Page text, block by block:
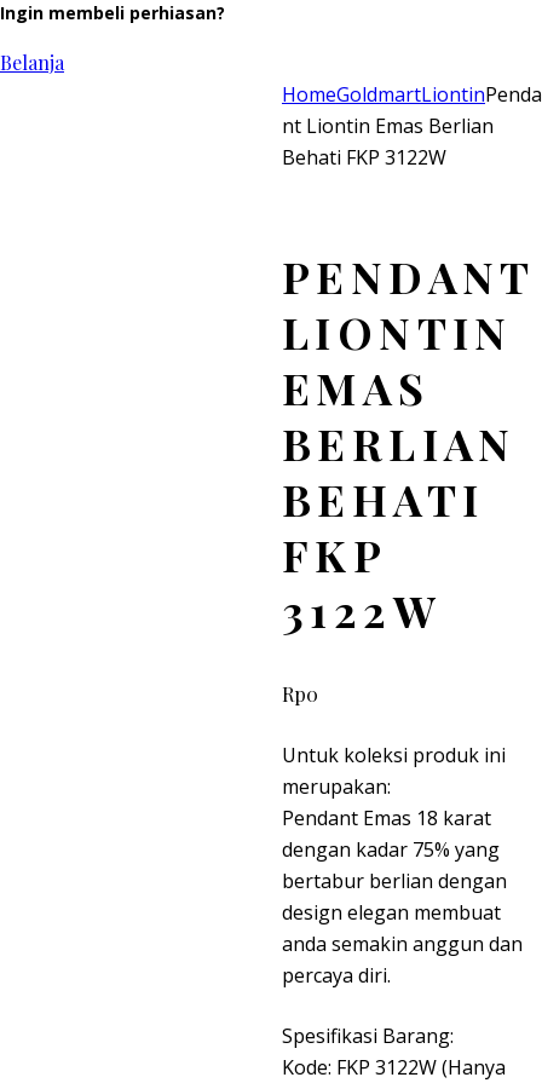
Ingin membeli perhiasan?
Belanja
HomeGoldmartLiontinPenda
nt Liontin Emas Berlian
Behati FKP 3122W
PENDANT
LIONTIN
EMAS
BERLIAN
BEHATI
FKP
3122W
Rp0
Untuk koleksi produk ini
merupakan:
Pendant Emas 18 karat
dengan kadar 75% yang
bertabur berlian dengan
design elegan membuat
anda semakin anggun dan
percaya diri.
Spesifikasi Barang:
Kode: FKP 3122W (Hanya